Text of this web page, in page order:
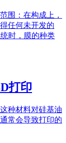
围：在构成上，
任何未开发的
时，膜的种类
打印
种材料对硅基油
常会导致打印的